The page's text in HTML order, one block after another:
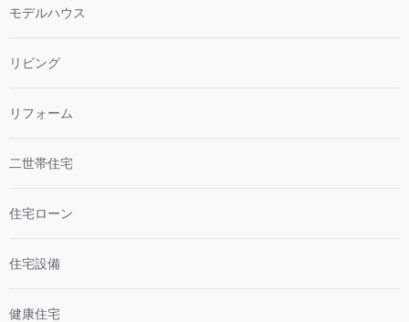
モデルハウス
リビング
リフォーム
二世帯住宅
住宅ローン
住宅設備
健康住宅